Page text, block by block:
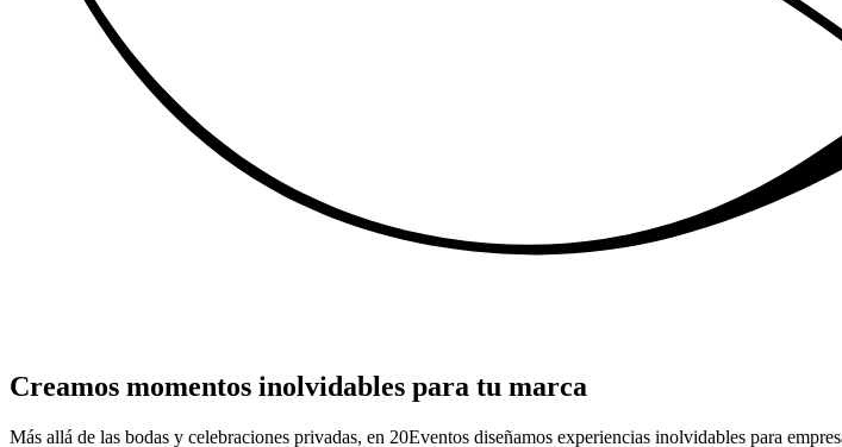
Creamos momentos inolvidables para tu marca
Más allá de las bodas y celebraciones privadas, en 20Eventos diseñamos experiencias inolvidables para